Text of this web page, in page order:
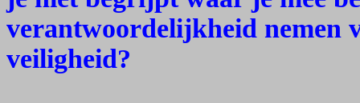
verantwoordelijkheid nemen
veiligheid?